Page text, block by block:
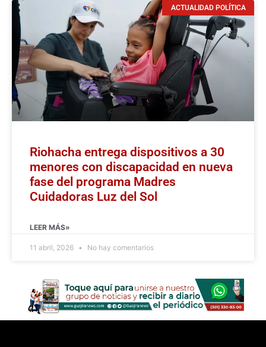
ACTUALIDAD POLÍTICA
Riohacha entrega dispositivos a 30
menores con discapacidad en nueva
fase del programa Madres
Cuidadoras Luz del Sol
LEER MÁS»
11 abril, 2026 No hay comentarios